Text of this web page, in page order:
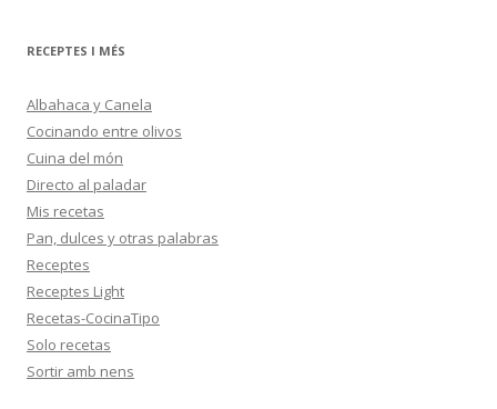
RECEPTES I MÉS
Albahaca y Canela
Cocinando entre olivos
Cuina del món
Directo al paladar
Mis recetas
Pan, dulces y otras palabras
Receptes
Receptes Light
Recetas-CocinaTipo
Solo recetas
Sortir amb nens